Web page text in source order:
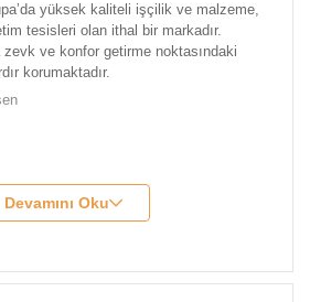
yüksek kaliteli işçilik ve malzeme,
tesisleri olan ithal bir markadır.
zevk ve konfor getirme noktasındaki
korumaktadır.
41 cm
Devamını Oku